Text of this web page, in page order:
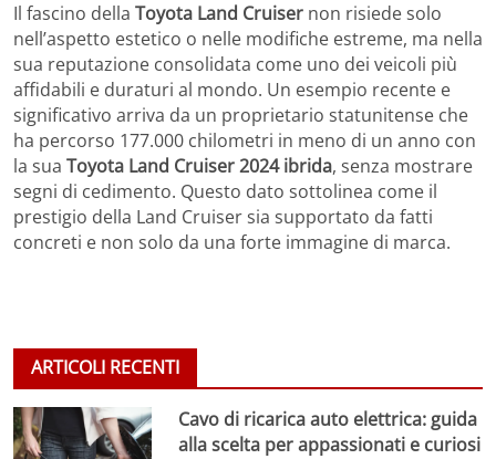
Il fascino della Toyota Land Cruiser non risiede solo
nell’aspetto estetico o nelle modifiche estreme, ma nella
sua reputazione consolidata come uno dei veicoli più
affidabili e duraturi al mondo. Un esempio recente e
significativo arriva da un proprietario statunitense che
ha percorso 177.000 chilometri in meno di un anno con
la sua Toyota Land Cruiser 2024 ibrida, senza mostrare
segni di cedimento. Questo dato sottolinea come il
prestigio della Land Cruiser sia supportato da fatti
concreti e non solo da una forte immagine di marca.
ARTICOLI RECENTI
Cavo di ricarica auto elettrica: guida
alla scelta per appassionati e curiosi